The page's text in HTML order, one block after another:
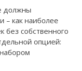
должны
– как наиболее
без собственного
опцией: